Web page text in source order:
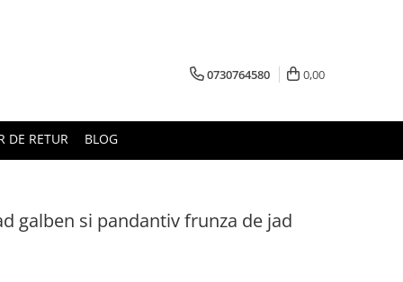
0730764580 0,00
DE RETUR BLOG
galben si pandantiv frunza de jad